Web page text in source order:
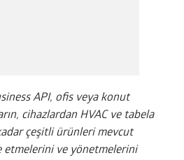
API, ofis veya konut
cihazlardan HVAC ve tabela
çeşitli ürünleri mevcut
etmelerini ve yönetmelerini